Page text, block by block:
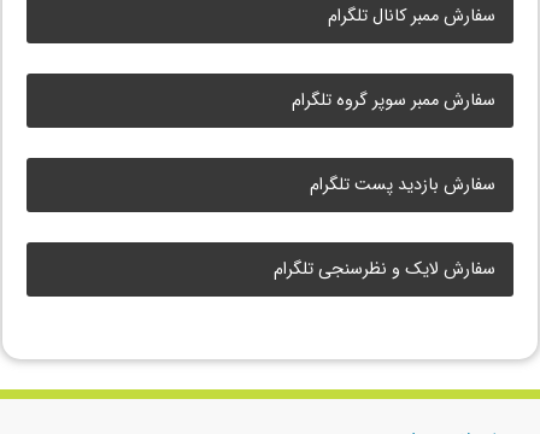
سفارش ممبر کانال تلگرام
سفارش ممبر سوپر گروه تلگرام
سفارش بازدید پست تلگرام
سفارش لایک و نظرسنجی تلگرام